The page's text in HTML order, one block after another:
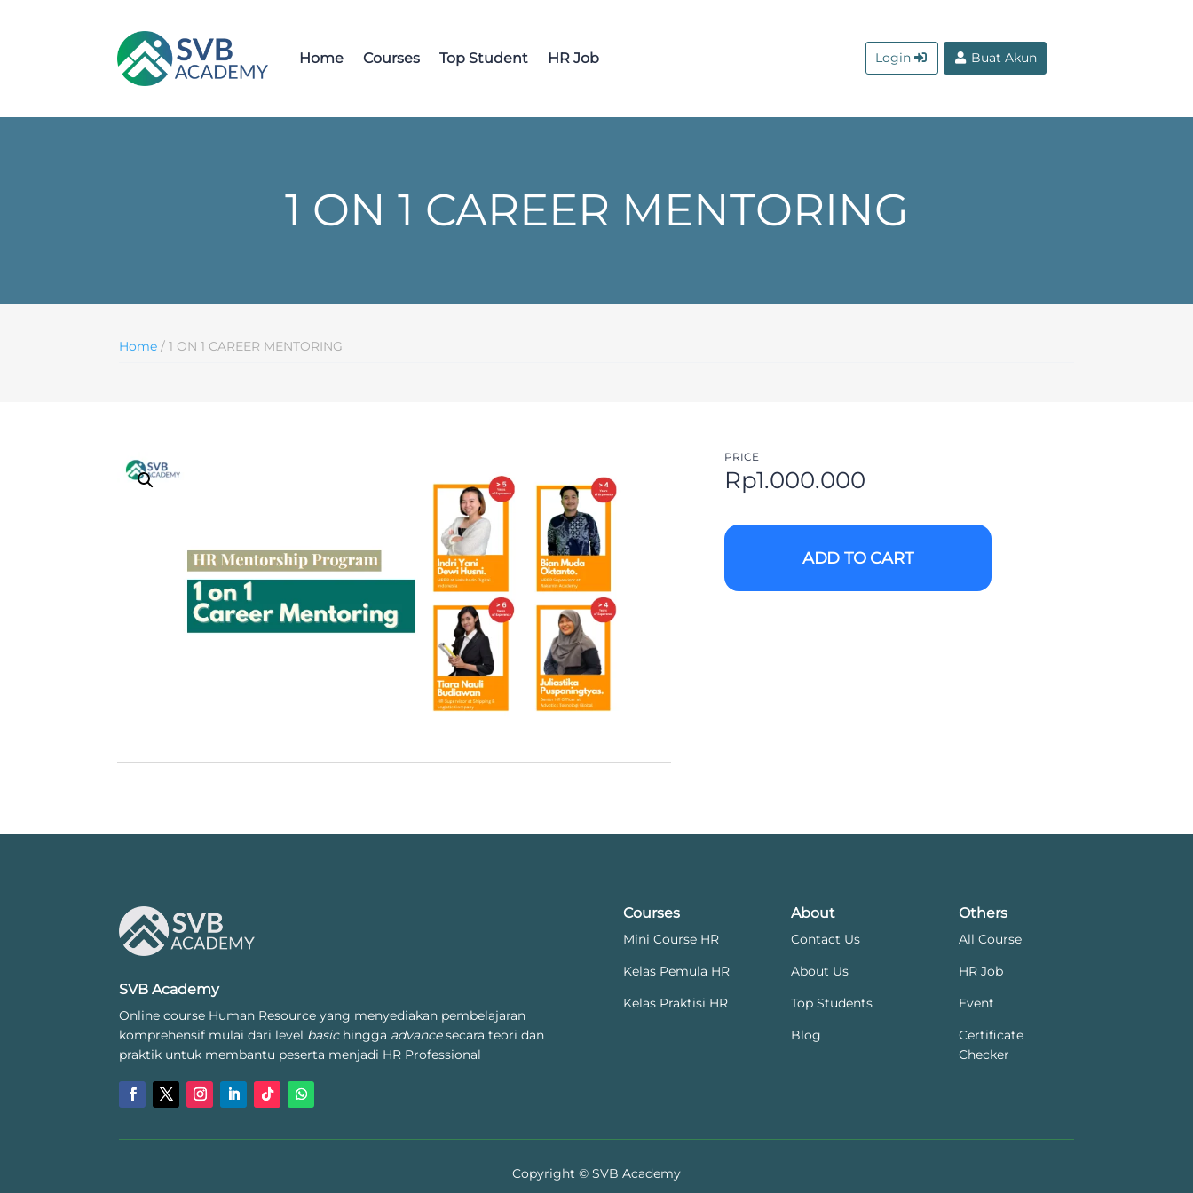
Home Courses Top Student HR Job Login Buat Akun
1 ON 1 CAREER MENTORING
Home / 1 ON 1 CAREER MENTORING
PRICE
Rp1.000.000
ADD TO CART
SVB Academy
Online course Human Resource yang menyediakan pembelajaran
komprehensif mulai dari level basichingga advancesecara teori dan
praktik untuk membantu peserta menjadi HR Professional
Courses
Mini Course HR
Kelas Pemula HR
Kelas Praktisi HR
About
Contact Us
About Us
Top Students
Blog
Others
All Course
HR Job
Event
Certificate
Checker
Copyright © SVB Academy